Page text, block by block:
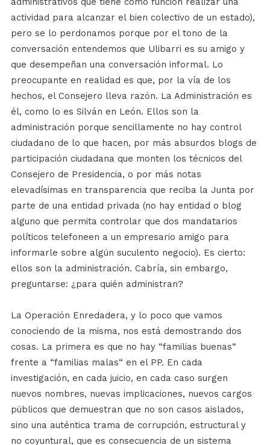
actividad para alcanzar el bien colectivo de un estado),
pero se lo perdonamos porque por el tono de la
conversación entendemos que Ulibarri es su amigo y
que desempeñan una conversación informal. Lo
preocupante en realidad es que, por la vía de los
hechos, el Consejero lleva razón. La Administración es
él, como lo es Silván en León. Ellos son la
administración porque sencillamente no hay control
ciudadano de lo que hacen, por más absurdos blogs de
participación ciudadana que monten los técnicos del
Consejero de Presidencia, o por más notas
elevadísimas en transparencia que reciba la Junta por
parte de una entidad privada (no hay entidad o blog
alguno que permita controlar que dos mandatarios
políticos telefoneen a un empresario amigo para
informarle sobre algún suculento negocio). Es cierto:
ellos son la administración. Cabría, sin embargo,
preguntarse: ¿para quién administran?
La Operación Enredadera, y lo poco que vamos
conociendo de la misma, nos está demostrando dos
cosas. La primera es que no hay “familias buenas“
frente a “familias malas“ en el PP. En cada
investigación, en cada juicio, en cada caso surgen
nuevos nombres, nuevas implicaciones, nuevos cargos
públicos que demuestran que no son casos aislados,
sino una auténtica trama de corrupción, estructural y
no coyuntural, que es consecuencia de un sistema